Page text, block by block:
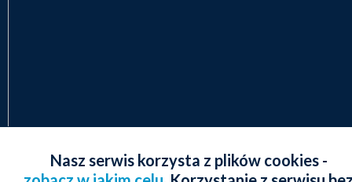
Nasz serwis korzysta z plików cookies -